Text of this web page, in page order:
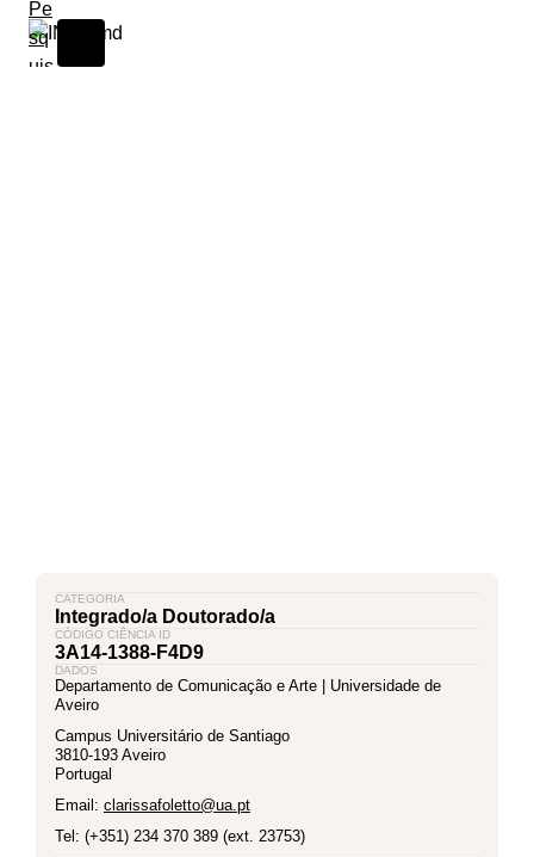
CATEGORIA
Integrado/a Doutorado/a
CÓDIGO CIÊNCIA ID
3A14-1388-F4D9
DADOS
Departamento de Comunicação e Arte | Universidade de
Aveiro
Campus Universitário de Santiago
3810-193 Aveiro
Portugal
Email: clarissafoletto@ua.pt
Tel: (+351) 234 370 389 (ext. 23753)